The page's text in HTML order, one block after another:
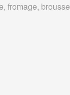
fromage, brousse